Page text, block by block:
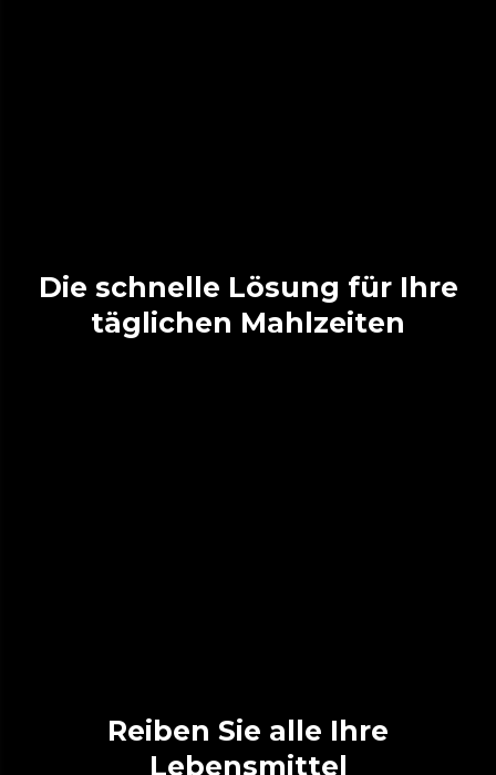
Die schnelle Lösung für Ihre
täglichen Mahlzeiten
Reiben Sie alle Ihre
Lebensmittel